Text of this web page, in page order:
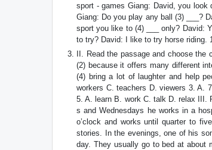
sport - games Giang: David, you
Giang: Do you play any ball (3) ___?
sport you like to (4) ___ only? David:
to try? David: I like to try horse riding.
II. Read the passage and choose
(2) because it offers many different
(4) bring a lot of laughter and help
workers C. teachers D. viewers 3. A.
5. A. learn B. work C. talk D. relax III.
s and Wednesdays he works in a
o’clock and works until quarter to
stories. In the evenings, one of his
day. They usually go to bed at about